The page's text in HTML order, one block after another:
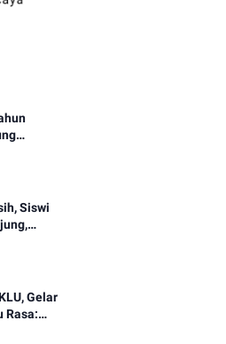
Siswi
Gelar
Rasa: